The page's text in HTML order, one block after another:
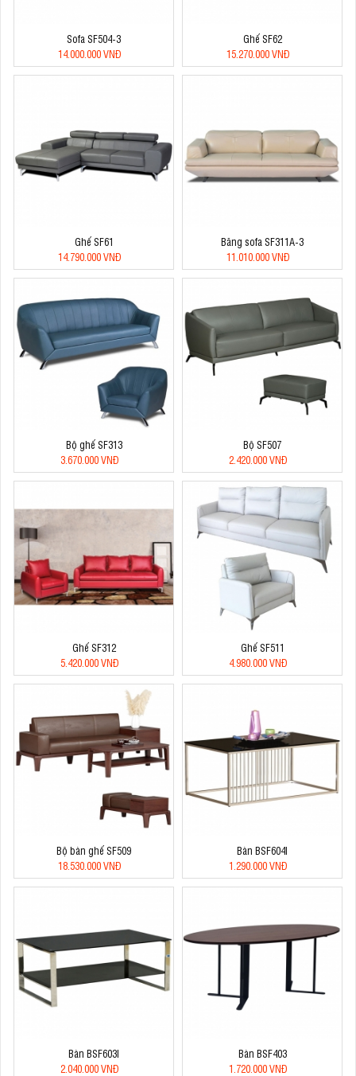
Sofa SF504-3
14.000.000 VNĐ
Ghế SF62
15.270.000 VNĐ
Ghế SF61
14.790.000 VNĐ
Băng sofa SF311A-3
11.010.000 VNĐ
Bộ ghế SF313
3.670.000 VNĐ
Bộ SF507
2.420.000 VNĐ
Ghế SF312
5.420.000 VNĐ
Ghế SF511
4.980.000 VNĐ
Bộ bàn ghế SF509
18.530.000 VNĐ
Bàn BSF604I
1.290.000 VNĐ
Bàn BSF603I
2.040.000 VNĐ
Bàn BSF403
1.720.000 VNĐ